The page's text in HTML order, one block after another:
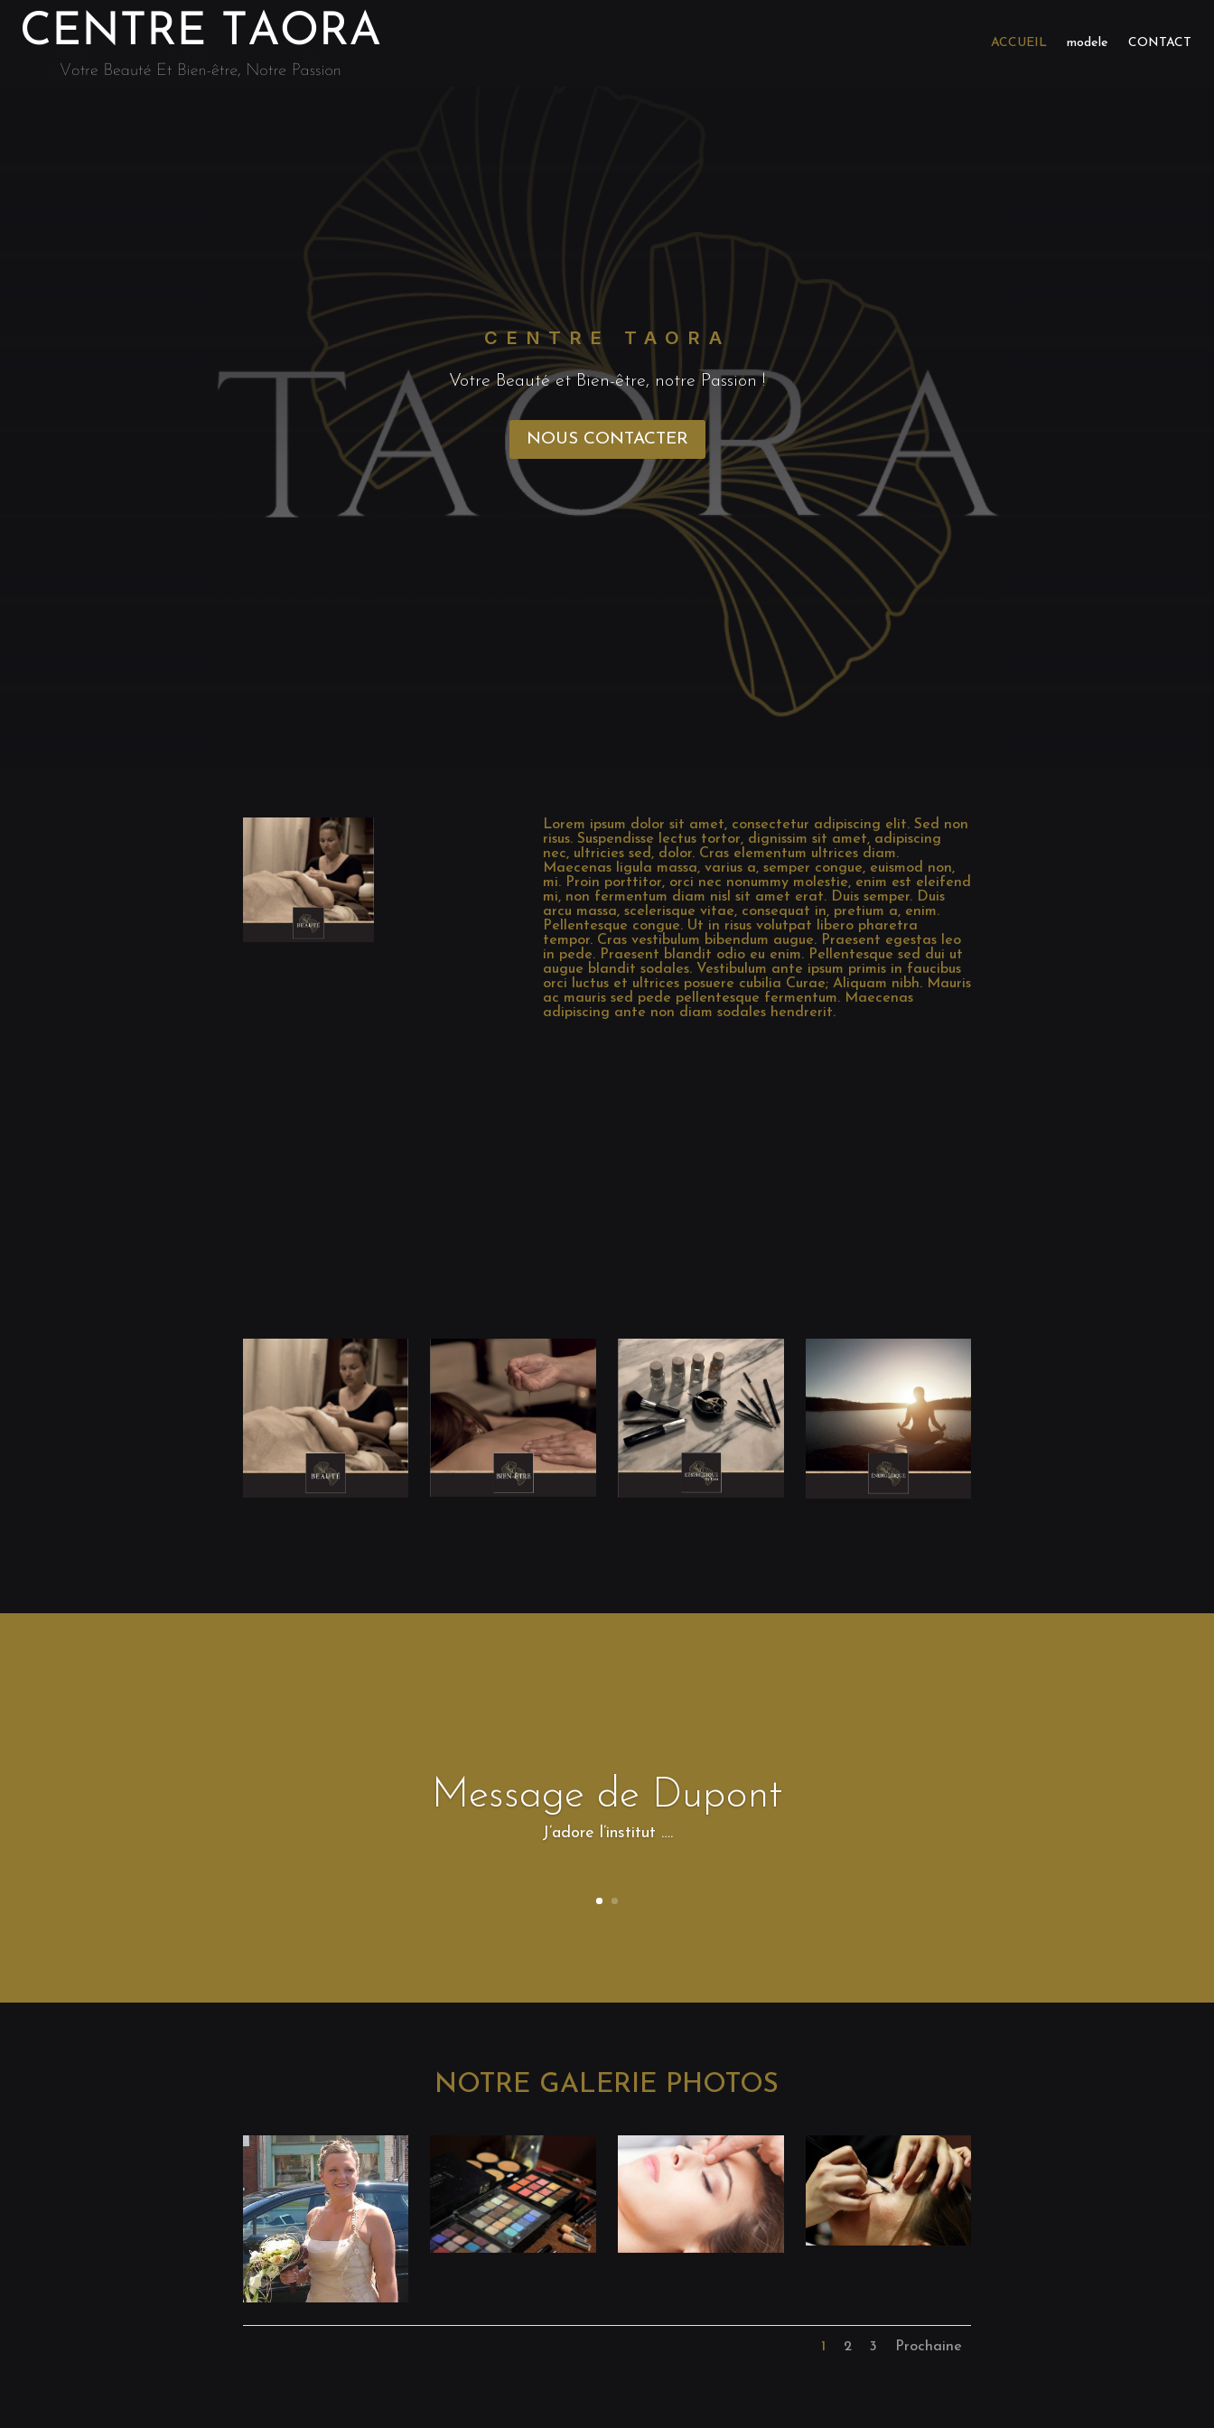
ACCUEIL modele CONTACT
CENTRE TAORA
Votre Beauté et Bien-être, notre Passion !
NOUS CONTACTER
Lorem ipsum dolor sit amet, consectetur adipiscing elit. Sed non
risus. Suspendisse lectus tortor, dignissim sit amet, adipiscing
nec, ultricies sed, dolor. Cras elementum ultrices diam.
Maecenas ligula massa, varius a, semper congue, euismod non,
mi. Proin porttitor, orci nec nonummy molestie, enim est eleifend
mi, non fermentum diam nisl sit amet erat. Duis semper. Duis
arcu massa, scelerisque vitae, consequat in, pretium a, enim.
Pellentesque congue. Ut in risus volutpat libero pharetra
tempor. Cras vestibulum bibendum augue. Praesent egestas leo
in pede. Praesent blandit odio eu enim. Pellentesque sed dui ut
augue blandit sodales. Vestibulum ante ipsum primis in faucibus
orci luctus et ultrices posuere cubilia Curae; Aliquam nibh. Mauris
ac mauris sed pede pellentesque fermentum. Maecenas
adipiscing ante non diam sodales hendrerit.
Message de Dupont
J’adore l’institut ….
NOTRE GALERIE PHOTOS
1 2 3 Prochaine